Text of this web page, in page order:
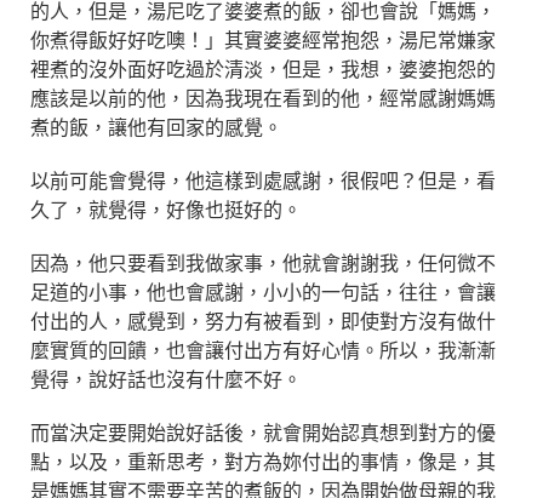
的人，但是，湯尼吃了婆婆煮的飯，卻也會說「媽媽，
你煮得飯好好吃噢！」其實婆婆經常抱怨，湯尼常嫌家
裡煮的沒外面好吃過於清淡，但是，我想，婆婆抱怨的
應該是以前的他，因為我現在看到的他，經常感謝媽媽
煮的飯，讓他有回家的感覺。
以前可能會覺得，他這樣到處感謝，很假吧？但是，看
久了，就覺得，好像也挺好的。
因為，他只要看到我做家事，他就會謝謝我，任何微不
足道的小事，他也會感謝，小小的一句話，往往，會讓
付出的人，感覺到，努力有被看到，即使對方沒有做什
麼實質的回饋，也會讓付出方有好心情。所以，我漸漸
覺得，說好話也沒有什麼不好。
而當決定要開始說好話後，就會開始認真想到對方的優
點，以及，重新思考，對方為妳付出的事情，像是，其
是媽媽其實不需要辛苦的煮飯的，因為開始做母親的我